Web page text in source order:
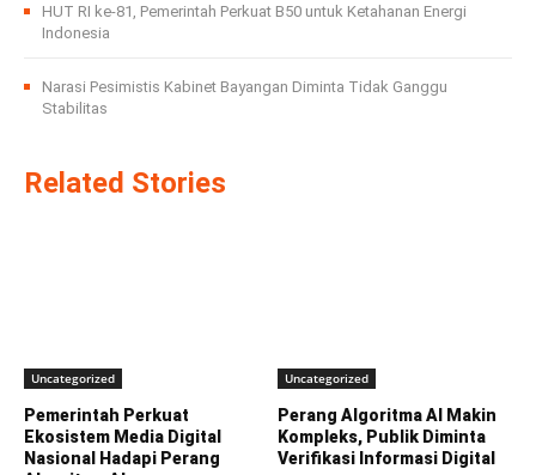
HUT RI ke-81, Pemerintah Perkuat B50 untuk Ketahanan Energi
Indonesia
Narasi Pesimistis Kabinet Bayangan Diminta Tidak Ganggu
Stabilitas
Related Stories
Uncategorized
Pemerintah Perkuat
Ekosistem Media Digital
Nasional Hadapi Perang
Uncategorized
Perang Algoritma AI Makin
Kompleks, Publik Diminta
Verifikasi Informasi Digital